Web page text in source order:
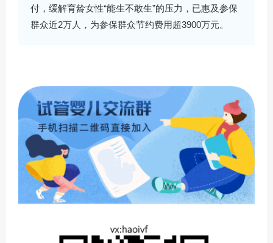
付，缓解育龄女性“能生不敢生”的压力，已惠及参保
群众近2万人，为参保群众节约费用超3900万元。